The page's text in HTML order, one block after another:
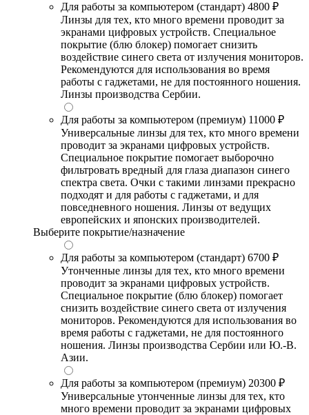
Для работы за компьютером (стандарт) 4800 ₽
Линзы для тех, кто много времени проводит за
экранами цифровых устройств. Специальное
покрытие (блю блокер) помогает снизить
воздействие синего света от излучения мониторов.
Рекомендуются для использования во время
работы с гаджетами, не для постоянного ношения.
Линзы производства Сербии.
Для работы за компьютером (премиум) 11000 ₽
Универсальные линзы для тех, кто много времени
проводит за экранами цифровых устройств.
Специальное покрытие помогает выборочно
фильтровать вредный для глаза диапазон синего
спектра света. Очки с такими линзами прекрасно
подходят и для работы с гаджетами, и для
повседневного ношения. Линзы от ведущих
европейских и японских производителей.
Выберите покрытие/назначение
Для работы за компьютером (стандарт) 6700 ₽
Утонченные линзы для тех, кто много времени
проводит за экранами цифровых устройств.
Специальное покрытие (блю блокер) помогает
снизить воздействие синего света от излучения
мониторов. Рекомендуются для использования во
время работы с гаджетами, не для постоянного
ношения. Линзы производства Сербии или Ю.-В.
Азии.
Для работы за компьютером (премиум) 20300 ₽
Универсальные утонченные линзы для тех, кто
много времени проводит за экранами цифровых